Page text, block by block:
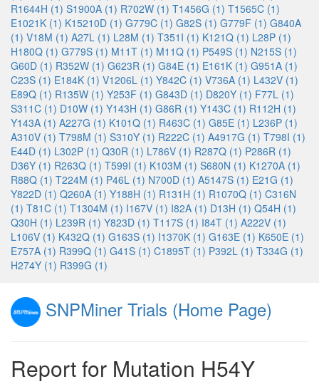
R1644H (1) S1900A (1) R702W (1) T1456G (1) T1565C (1)
E1021K (1) K15210D (1) G779C (1) G82S (1) G779F (1) G840A
(1) V18M (1) A27L (1) L28M (1) T351I (1) K121Q (1) L28P (1)
H180Q (1) G779S (1) M11T (1) M11Q (1) P549S (1) N215S (1)
G60D (1) R352W (1) G623R (1) G84E (1) E161K (1) G951A (1)
C23S (1) E184K (1) V1206L (1) Y842C (1) V736A (1) L432V (1)
E89Q (1) R135W (1) Y253F (1) G843D (1) D820Y (1) F77L (1)
S311C (1) D10W (1) Y143H (1) G86R (1) Y143C (1) R112H (1)
Y143A (1) A227G (1) K101Q (1) R463C (1) G85E (1) L236P (1)
A310V (1) T798M (1) S310Y (1) R222C (1) A4917G (1) T798I (1)
E44D (1) L302P (1) Q30R (1) L786V (1) R287Q (1) P286R (1)
D36Y (1) R263Q (1) T599I (1) K103M (1) S680N (1) K1270A (1)
R88Q (1) T224M (1) P46L (1) N700D (1) A5147S (1) E21G (1)
Y822D (1) Q260A (1) Y188H (1) R131H (1) R1070Q (1) C316N
(1) T81C (1) T1304M (1) I167V (1) I82A (1) D13H (1) Q54H (1)
Q30H (1) L239R (1) Y823D (1) T117S (1) I84T (1) A222V (1)
L106V (1) K432Q (1) G163S (1) I1370K (1) G163E (1) K650E (1)
E757A (1) R399Q (1) G41S (1) C1895T (1) P392L (1) T334G (1)
H274Y (1) R399G (1)
SNPMiner Trials (Home Page)
Report for Mutation H54Y